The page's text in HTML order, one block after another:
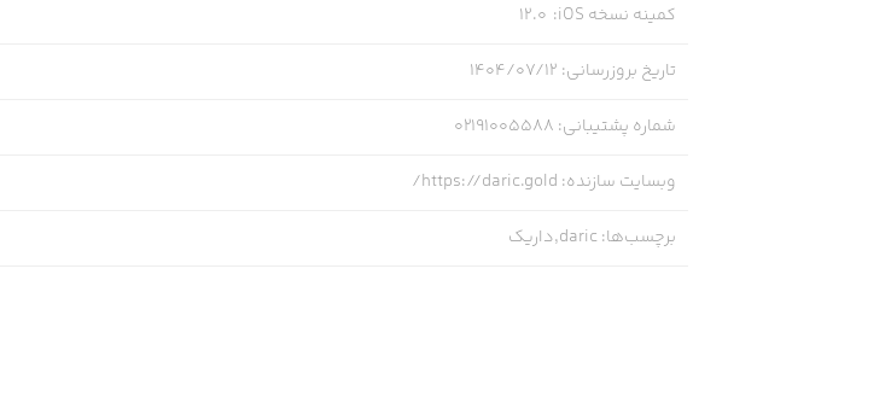
تجربه‌ای مدرن در معاملات طلا
داریک متناسب با نیاز کاربران، دو نوع ساختار معاملاتی را ارایه می‌دهد:
کمینه نسخه iOS :
12.0
تاریخ بروزرسانی: ۱۴۰۴/۰۷/۱۲
شماره پشتیبانی:
02191005588
وبسایت سازنده:
https://daric.gold/
برچسب‌ها:daric,داریک